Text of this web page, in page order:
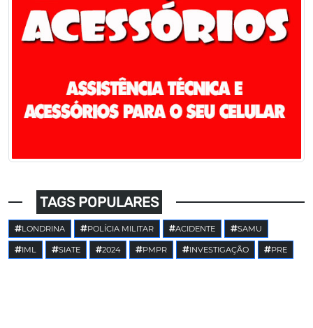
TAGS POPULARES
LONDRINA POLÍCIA MILITAR ACIDENTE SAMU
IML SIATE 2024 PMPR INVESTIGAÇÃO PRE